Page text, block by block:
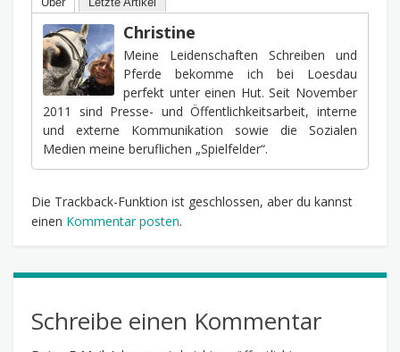
Christine
Meine Leidenschaften Schreiben und
Pferde bekomme ich bei Loesdau
perfekt unter einen Hut. Seit November
2011 sind Presse- und Öffentlichkeitsarbeit, interne
und externe Kommunikation sowie die Sozialen
Medien meine beruflichen „Spielfelder“.
Die Trackback-Funktion ist geschlossen, aber du kannst
einen Kommentar posten.
Schreibe einen Kommentar